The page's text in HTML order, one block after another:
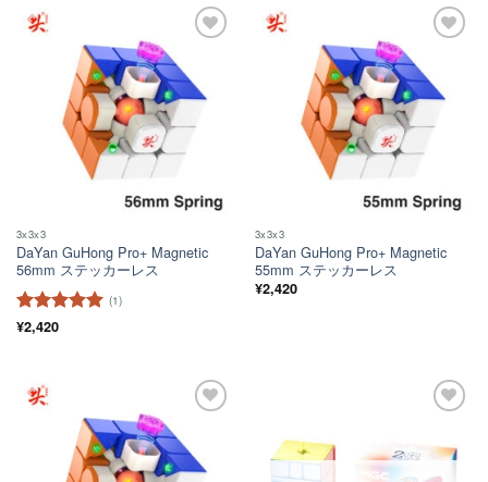
3x3x3
DaYan GuHong Pro+ Magnetic
56mm ステッカーレス
5段階中
(1)
¥2,420
3x3x3
DaYan GuHong Pro+ Magnetic
55mm ステッカーレス
¥2,420